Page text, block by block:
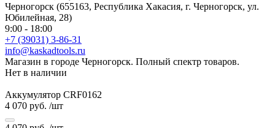
Черногорск (655163, Республика Хакасия, г. Черногорск, ул.
Юбилейная, 28)
9:00 - 18:00
+7 (39031) 3-86-31
info@kaskadtools.ru
Магазин в городе Черногорск. Полный спектр товаров.
Нет в наличии
Аккумулятор CRF0162
4 070 руб. /шт